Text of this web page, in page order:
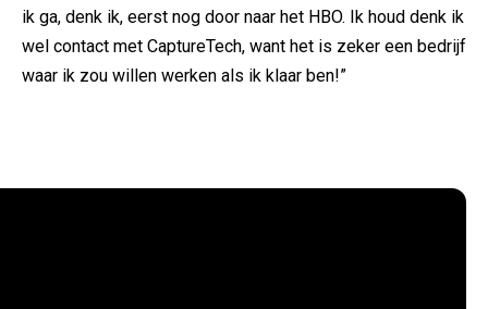
ik ga, denk ik, eerst nog door naar het HBO. Ik houd denk ik
wel contact met CaptureTech, want het is zeker een bedrijf
waar ik zou willen werken als ik klaar ben!”